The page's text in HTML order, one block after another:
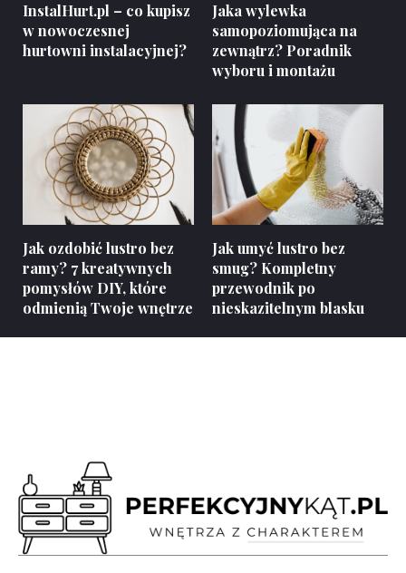
InstalHurt.pl – co kupisz
w nowoczesnej
hurtowni instalacyjnej?
Jaka wylewka
samopoziomująca na
zewnątrz? Poradnik
wyboru i montażu
Jak ozdobić lustro bez
ramy? 7 kreatywnych
pomysłów DIY, które
odmienią Twoje wnętrze
Jak umyć lustro bez
smug? Kompletny
przewodnik po
nieskazitelnym blasku